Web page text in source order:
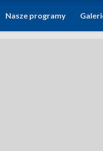
Nasze programy